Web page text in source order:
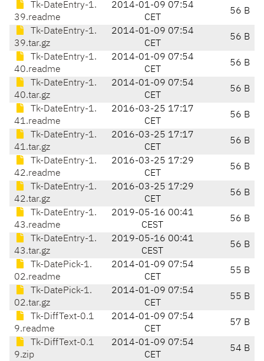
Tk-DateEntry-1.
39.readme
2014-01-09 07:54
CET
56 B
Tk-DateEntry-1.
39.tar.gz
2014-01-09 07:54
CET
56 B
Tk-DateEntry-1.
40.readme
2014-01-09 07:54
CET
56 B
Tk-DateEntry-1.
40.tar.gz
2014-01-09 07:54
CET
56 B
Tk-DateEntry-1.
41.readme
2016-03-25 17:17
CET
56 B
Tk-DateEntry-1.
41.tar.gz
2016-03-25 17:17
CET
56 B
Tk-DateEntry-1.
42.readme
2016-03-25 17:29
CET
56 B
Tk-DateEntry-1.
42.tar.gz
2016-03-25 17:29
CET
56 B
Tk-DateEntry-1.
43.readme
2019-05-16 00:41
CEST
56 B
Tk-DateEntry-1.
43.tar.gz
2019-05-16 00:41
CEST
56 B
Tk-DatePick-1.
02.readme
2014-01-09 07:54
CET
55 B
Tk-DatePick-1.
02.tar.gz
2014-01-09 07:54
CET
55 B
Tk-DiffText-0.1
9.readme
2014-01-09 07:54
CET
57 B
Tk-DiffText-0.1
9.zip
2014-01-09 07:54
CET
54 B